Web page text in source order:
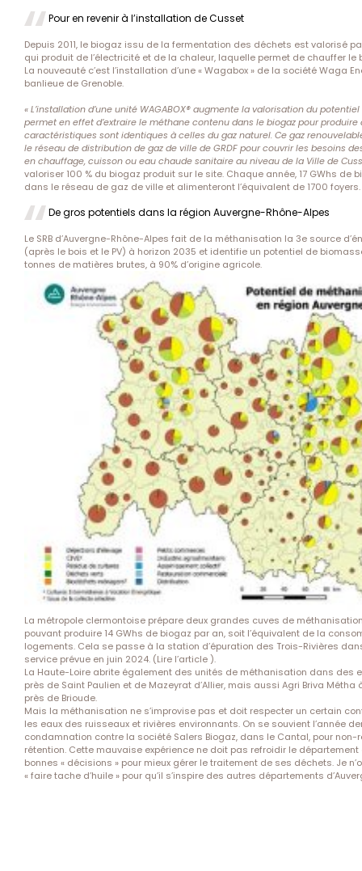
Pour en revenir à l’installation de Cusset
Depuis 2011, le biogaz issu de la fermentation des déchets est valorisé
qui produit de l’électricité et de la chaleur, laquelle permet de chauffer
La nouveauté c’est l’installation d’une « Wagabox » de la société Waga
banlieue de Grenoble.
« L’installation d’une unité WAGABOX® augmente la valorisation du
permet en effet d’extraire le méthane contenu dans le biogaz pour
caractéristiques sont identiques à celles du gaz naturel. Ce gaz
le réseau de distribution de gaz de ville de GRDF pour couvrir les besoins
en chauffage, cuisson ou eau chaude sanitaire au niveau de la Ville de
valoriser 100 % du biogaz produit sur le site. Chaque année, 17 GWhs de
dans le réseau de gaz de ville et alimenteront l’équivalent de 1700 foyers.
De gros potentiels dans la région Auvergne-Rhône-Alpes
Le SRB d’Auvergne-Rhône-Alpes fait de la méthanisation la 3e source
(après le bois et le PV) à horizon 2035 et identifie un potentiel de
tonnes de matières brutes, à 90% d’origine agricole.
La métropole clermontoise prépare deux grandes cuves de
pouvant produire 14 GWhs de biogaz par an, soit l’équivalent de la
logements. Cela se passe à la station d’épuration des Trois-Rivières
service prévue en juin 2024. (Lire l’article).
La Haute-Loire abrite également des unités de méthanisation dans des
près de Saint Paulien et de Mazeyrat d’Allier, mais aussi Agri Briva
près de Brioude.
Mais la méthanisation ne s’improvise pas et doit respecter un certain
les eaux des ruisseaux et rivières environnants. On se souvient l’année
condamnation contre la société Salers Biogaz, dans le Cantal, pour
rétention. Cette mauvaise expérience ne doit pas refroidir le
bonnes « décisions » pour mieux gérer le traitement de ses déchets. Je
« faire tache d’huile » pour qu’il s’inspire des autres départements